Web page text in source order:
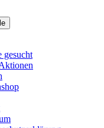
gesucht